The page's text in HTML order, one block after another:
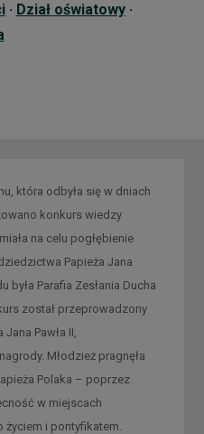
· Dział oświatowy·
która odbyła się w dniach
konkurs wiedzy
na celu pogłębienie
Papieża Jana
była Parafia Zesłania Ducha
został przeprowadzony
Pawła II,
Młodzież pragnęła
Polaka – poprzez
w miejscach
i pontyfikatem.